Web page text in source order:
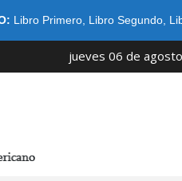
Libro Primero, Libro Segundo,
jueves 06 de